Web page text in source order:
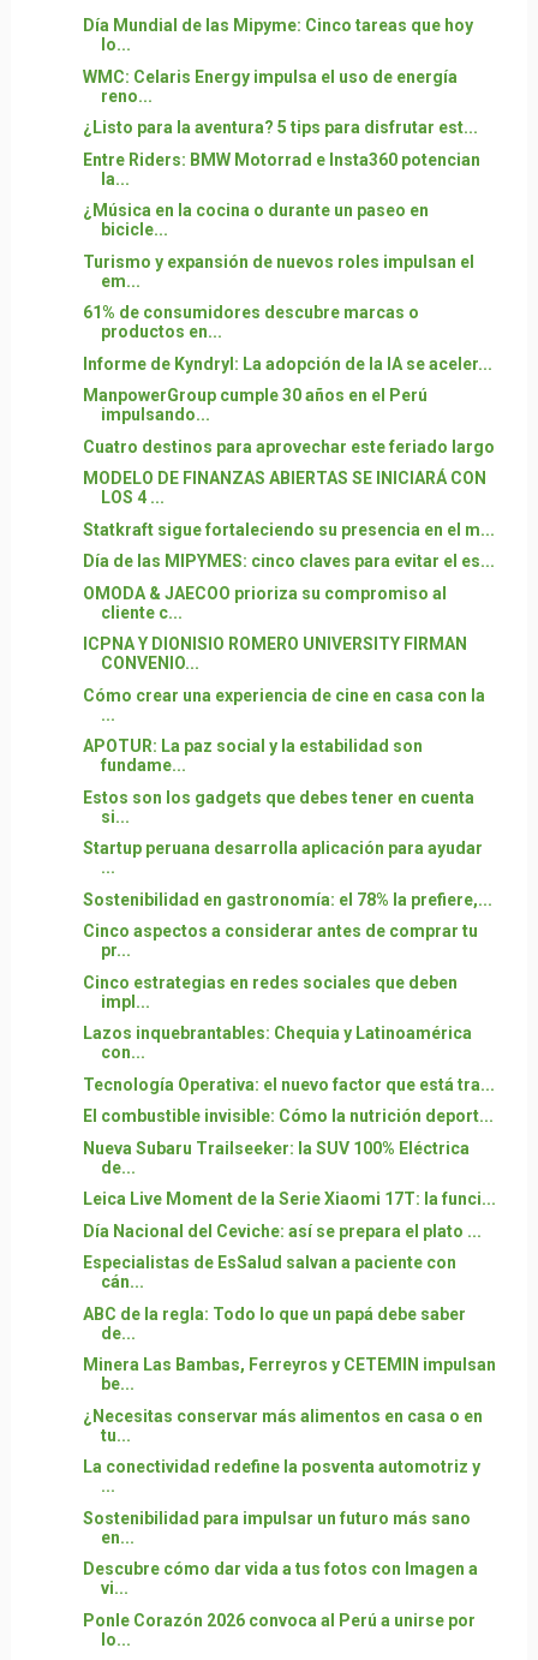
Día Mundial de las Mipyme: Cinco tareas que hoy
lo...
WMC: Celaris Energy impulsa el uso de energía
reno...
¿Listo para la aventura? 5 tips para disfrutar est...
Entre Riders: BMW Motorrad e Insta360 potencian
la...
¿Música en la cocina o durante un paseo en
bicicle...
Turismo y expansión de nuevos roles impulsan el
em...
61% de consumidores descubre marcas o
productos en...
Informe de Kyndryl: La adopción de la IA se aceler...
ManpowerGroup cumple 30 años en el Perú
impulsando...
Cuatro destinos para aprovechar este feriado largo
MODELO DE FINANZAS ABIERTAS SE INICIARÁ CON
LOS 4 ...
Statkraft sigue fortaleciendo su presencia en el m...
Día de las MIPYMES: cinco claves para evitar el es...
OMODA & JAECOO prioriza su compromiso al
cliente c...
ICPNA Y DIONISIO ROMERO UNIVERSITY FIRMAN
CONVENIO...
Cómo crear una experiencia de cine en casa con la
...
APOTUR: La paz social y la estabilidad son
fundame...
Estos son los gadgets que debes tener en cuenta
si...
Startup peruana desarrolla aplicación para ayudar
...
Sostenibilidad en gastronomía: el 78% la prefiere,...
Cinco aspectos a considerar antes de comprar tu
pr...
Cinco estrategias en redes sociales que deben
impl...
Lazos inquebrantables: Chequia y Latinoamérica
con...
Tecnología Operativa: el nuevo factor que está tra...
El combustible invisible: Cómo la nutrición deport...
Nueva Subaru Trailseeker: la SUV 100% Eléctrica
de...
Leica Live Moment de la Serie Xiaomi 17T: la funci...
Día Nacional del Ceviche: así se prepara el plato ...
Especialistas de EsSalud salvan a paciente con
cán...
ABC de la regla: Todo lo que un papá debe saber
de...
Minera Las Bambas, Ferreyros y CETEMIN impulsan
be...
¿Necesitas conservar más alimentos en casa o en
tu...
La conectividad redefine la posventa automotriz y
...
Sostenibilidad para impulsar un futuro más sano
en...
Descubre cómo dar vida a tus fotos con Imagen a
vi...
Ponle Corazón 2026 convoca al Perú a unirse por
lo...